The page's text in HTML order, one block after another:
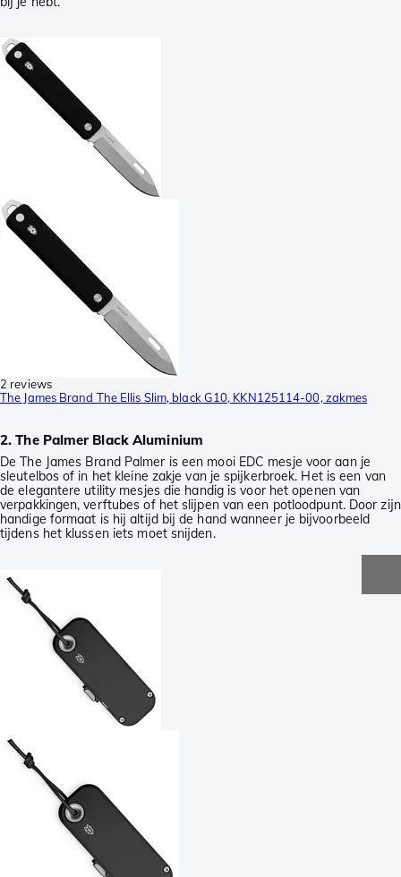
2 reviews
The James Brand The Ellis Slim, black G10, KKN125114-00, zakmes
2. The Palmer Black Aluminium
De The James Brand Palmer is een mooi EDC mesje voor aan je
sleutelbos of in het kleine zakje van je spijkerbroek. Het is een van
de elegantere utility mesjes die handig is voor het openen van
verpakkingen, verftubes of het slijpen van een potloodpunt. Door zijn
handige formaat is hij altijd bij de hand wanneer je bijvoorbeeld
tijdens het klussen iets moet snijden.